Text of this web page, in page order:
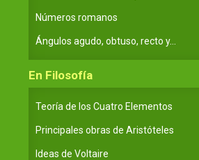
Números romanos
Ángulos agudo, obtuso, recto y...
En Filosofía
Teoría de los Cuatro Elementos
Principales obras de Aristóteles
Ideas de Voltaire